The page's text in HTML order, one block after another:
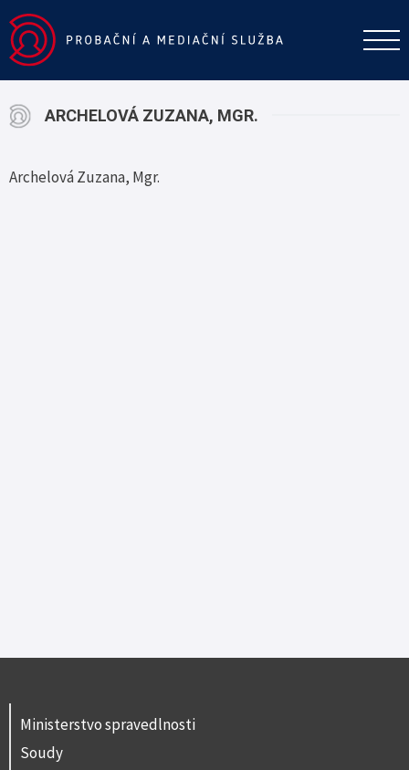
ARCHELOVÁ ZUZANA, MGR.
Archelová Zuzana, Mgr.
Ministerstvo spravedlnosti
Soudy